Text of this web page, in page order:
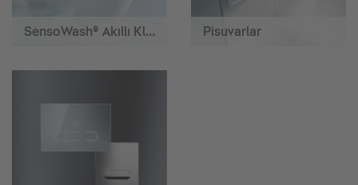
SensoWash® Akıllı Klozetler Pisuvarlar